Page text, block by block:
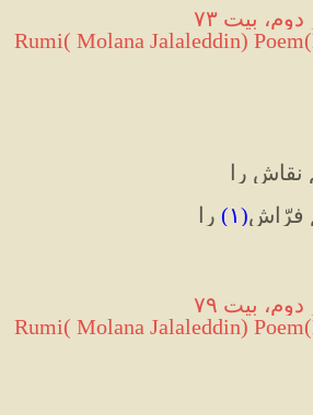
بیت ۷۳
Rumi( Molana Jalaleddin)
را
فرّاش(۱) را
بیت ۷۹
Rumi( Molana Jalaleddin)